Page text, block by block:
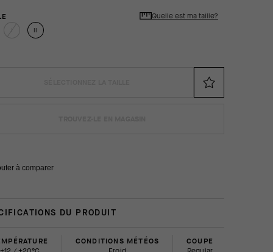
II
Quelle est ma taille?
à comparer
DU PRODUIT
CONDITIONS MÉTÉOS
COUPE